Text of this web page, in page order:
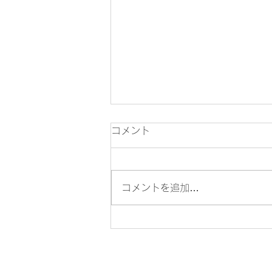
LuckyFes'25 アートディレ
コメント
コメントを追加…